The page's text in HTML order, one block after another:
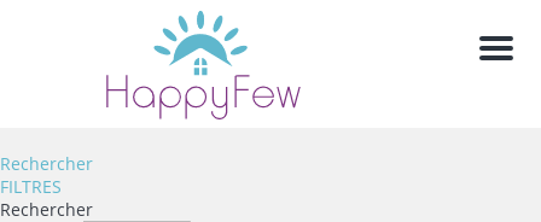
Menu
Rechercher
FILTRES
Rechercher